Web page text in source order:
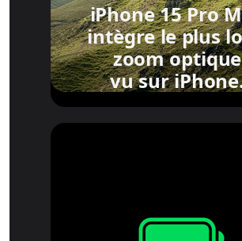
iPhone 15 Pro
intègre le plus
zoom optique
vu sur